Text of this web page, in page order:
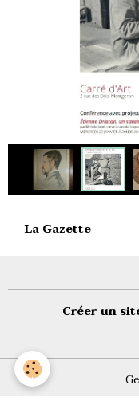
La Gazette
Créer un